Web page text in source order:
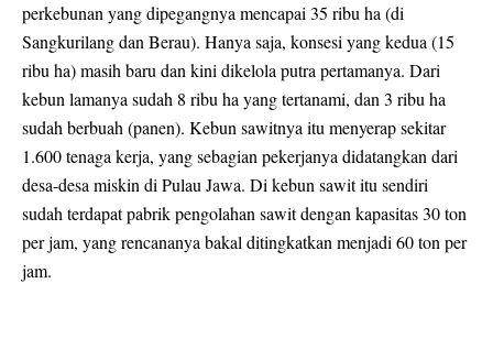
perkebunan yang dipegangnya mencapai 35 ribu ha (di
Sangkurilang dan Berau). Hanya saja, konsesi yang kedua (15
ribu ha) masih baru dan kini dikelola putra pertamanya. Dari
kebun lamanya sudah 8 ribu ha yang tertanami, dan 3 ribu ha
sudah berbuah (panen). Kebun sawitnya itu menyerap sekitar
1.600 tenaga kerja, yang sebagian pekerjanya didatangkan dari
desa-desa miskin di Pulau Jawa. Di kebun sawit itu sendiri
sudah terdapat pabrik pengolahan sawit dengan kapasitas 30 ton
per jam, yang rencananya bakal ditingkatkan menjadi 60 ton per
jam.